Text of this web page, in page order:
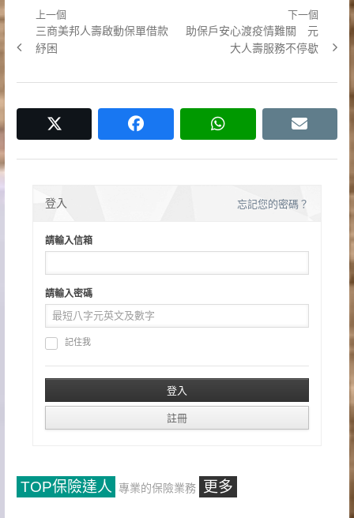
章
導
覽
上一個
Previous
post:
三商美邦人壽啟動保單借款
紓困
下一個
Next
助保戶安心渡疫情難關 元
大人壽服務不停歇
facebook whatsapp email
登入 忘記您的密碼？
請輸入信箱
請輸入密碼
記住我
TOP保險達人 專業的保險業務 更多